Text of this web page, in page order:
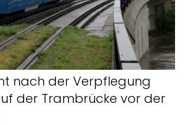
nach der Verpflegung
der Trambrücke vor der